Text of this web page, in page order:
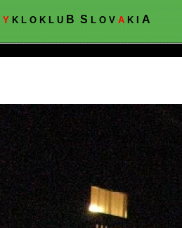
Y K L O K L U B S L O V A K I A